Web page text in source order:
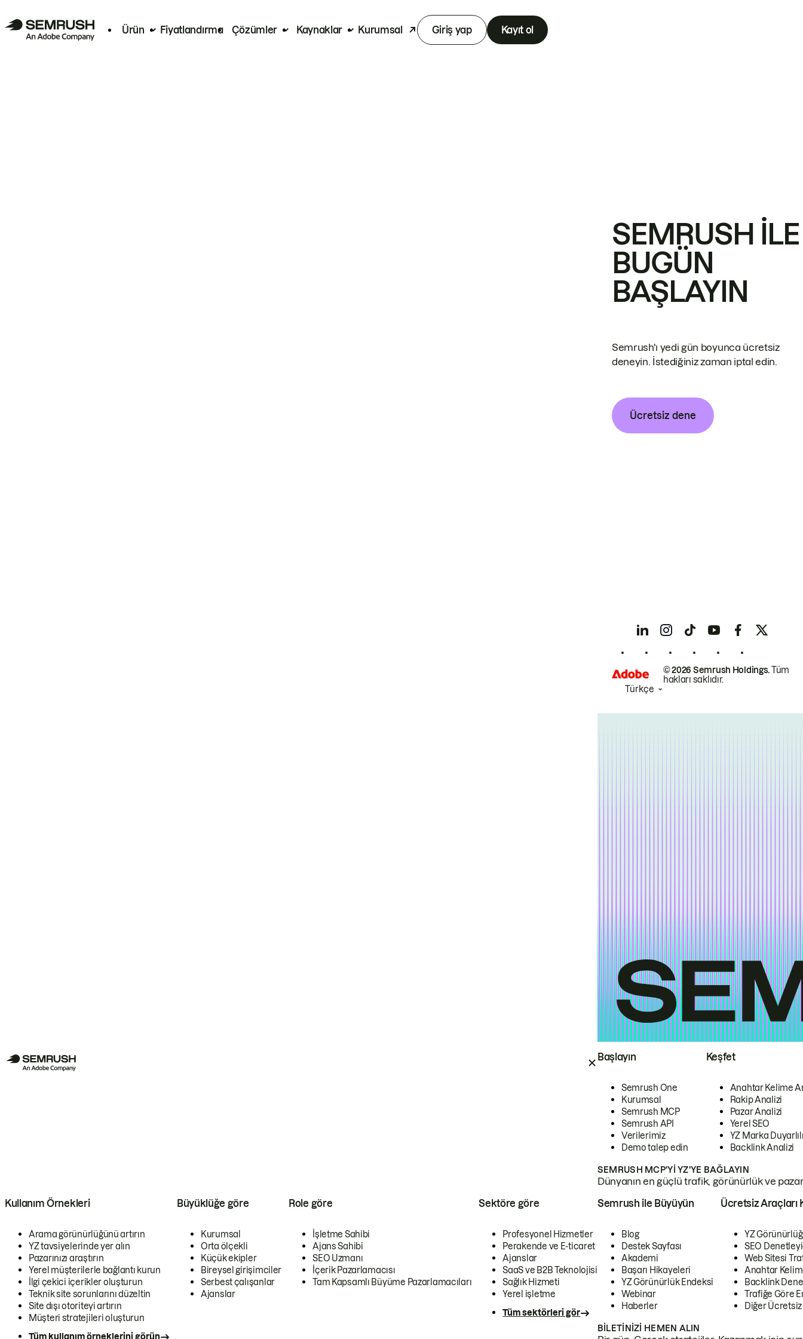
Ürün Fiyatlandırma Çözümler Kaynaklar Kurumsal Giriş yap Kayıt ol
Başlayın
Semrush One
Kurumsal
Semrush MCP
Semrush API
Verilerimiz
Demo talep edin
Keşfet
Anahtar Kelime
Rakip Analizi
Pazar Analizi
Yerel SEO
YZ Marka
Backlink Analizi
SEMRUSH MCP'YI YZ'YE BAĞLAYIN
Dünyanın en güçlü trafik, görünürlük ve
Kullanım Örnekleri
Arama görünürlüğünü artırın
YZ tavsiyelerinde yer alın
Pazarınızı araştırın
Yerel müşterilerle bağlantı kurun
İlgi çekici içerikler oluşturun
Teknik site sorunlarını düzeltin
Site dışı otoriteyi artırın
Müşteri stratejileri oluşturun
Tüm kullanım örneklerini görün
Büyüklüğe göre
Kurumsal
Orta ölçekli
Küçük ekipler
Bireysel girişimciler
Serbest çalışanlar
Ajanslar
Role göre
İşletme Sahibi
Ajans Sahibi
SEO Uzmanı
İçerik Pazarlamacısı
Tam Kapsamlı Büyüme Pazarlamacıları
Sektöre göre
Profesyonel Hizmetler
Perakende ve E-ticaret
Ajanslar
SaaS ve B2B Teknolojisi
Sağlık Hizmeti
Yerel işletme
Tüm sektörleri gör
Semrush ile Büyüyün
Blog
Destek Sayfası
Akademi
Başarı Hikayeleri
YZ Görünürlük Endeksi
Webinar
Haberler
Ücretsiz Araçları
YZ
SEO
Web Sitesi
Anahtar
Backlink
Trafiğe Göre
Diğer
BILETINIZI HEMEN ALIN
SEMRUSH ILE
BUGÜN
BAŞLAYIN
Semrush'ı yedi gün boyunca ücretsiz
deneyin. İstediğiniz zaman iptal edin.
Ücretsiz dene
© 2026 Semrush Holdings.Tüm
hakları saklıdır.
Türkçe